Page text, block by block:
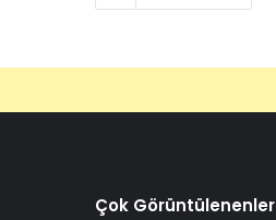
Çok Görüntülenenler